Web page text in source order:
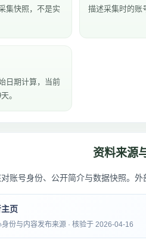
集快照，不是实
描述采集时的账
日期计算，当前
。
资料来源
账号身份、公开简介与数据快照。外
页
份与内容发布来源 · 核验于 2026-04-16